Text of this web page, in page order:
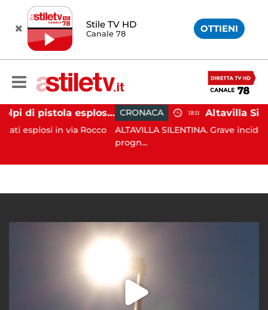
Stile TV HD
Canale 78 OTTIENI
Salerno, colpi di pistola esplosi a Pastena: ferito 20enne
in via Rocco
CRONACA 18:11
ALTAVILLA SILENTINA. Grave incidente in